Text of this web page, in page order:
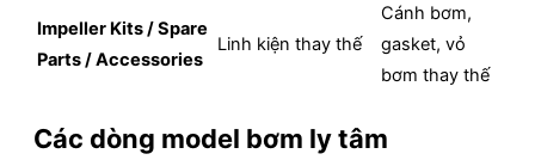
Impeller Kits / Spare
Parts / Accessories
Linh kiện thay thế
Cánh bơm,
gasket, vỏ
bơm thay thế
Các dòng model bơm ly tâm